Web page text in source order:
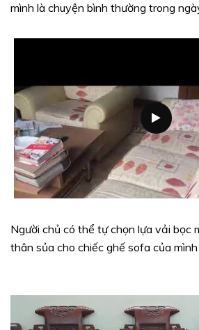
mình là chuyện bình thường trong
Người chủ có thể tự chọn lựa vải bọc
thân sủa cho chiếc ghế sofa của